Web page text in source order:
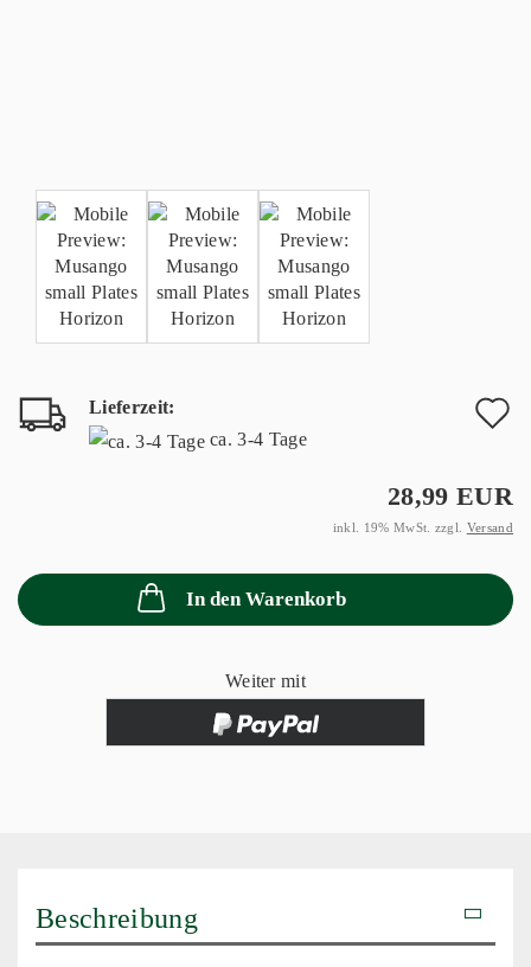
Lieferzeit:
ca. 3-4 Tage
28,99 EUR
inkl. 19% MwSt. zzgl. Versand
In den Warenkorb
Weiter mit
Beschreibung